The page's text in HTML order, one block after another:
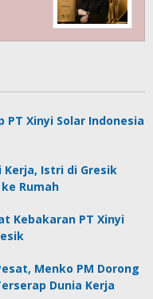
Xinyi Solar Indonesia
Kerja, Istri di Gresik
Rumah
Kebakaran PT Xinyi
Menko PM Dorong
Dunia Kerja